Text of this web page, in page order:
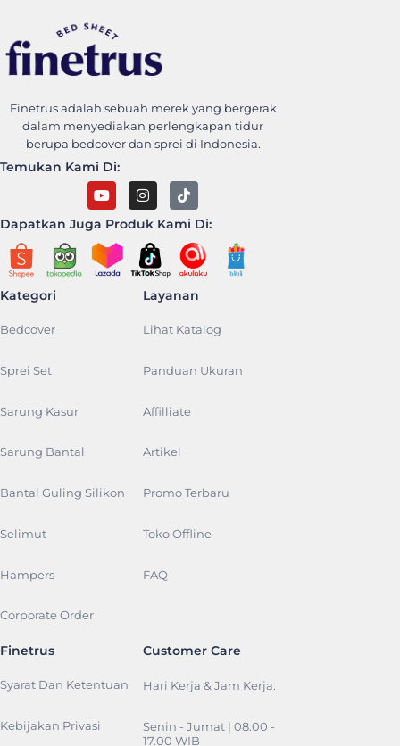
Finetrus Bedcover
Finetrus adalah sebuah merek yang bergerak
dalam menyediakan perlengkapan tidur
berupa bedcover dan sprei di Indonesia.
Temukan Kami Di:
Dapatkan Juga Produk Kami Di:
Kategori
Bedcover
Sprei Set
Sarung Kasur
Sarung Bantal
Bantal Guling Silikon
Selimut
Hampers
Corporate Order
Layanan
Lihat Katalog
Panduan Ukuran
Affilliate
Artikel
Promo Terbaru
Toko Offline
FAQ
Finetrus
Syarat Dan Ketentuan
Kebijakan Privasi
Customer Care
Hari Kerja & Jam Kerja:
Senin - Jumat | 08.00 -
17.00 WIB